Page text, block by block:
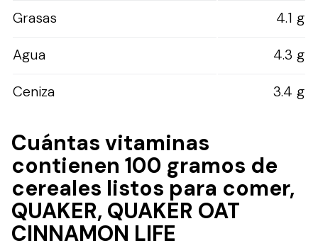
Grasas
4.1 g
Agua
4.3 g
Ceniza
3.4 g
Cuántas vitaminas
contienen 100 gramos de
cereales listos para comer,
QUAKER, QUAKER OAT
CINNAMON LIFE